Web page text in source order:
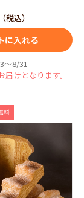
（税込）
に入れる
～8/31
けとなります。